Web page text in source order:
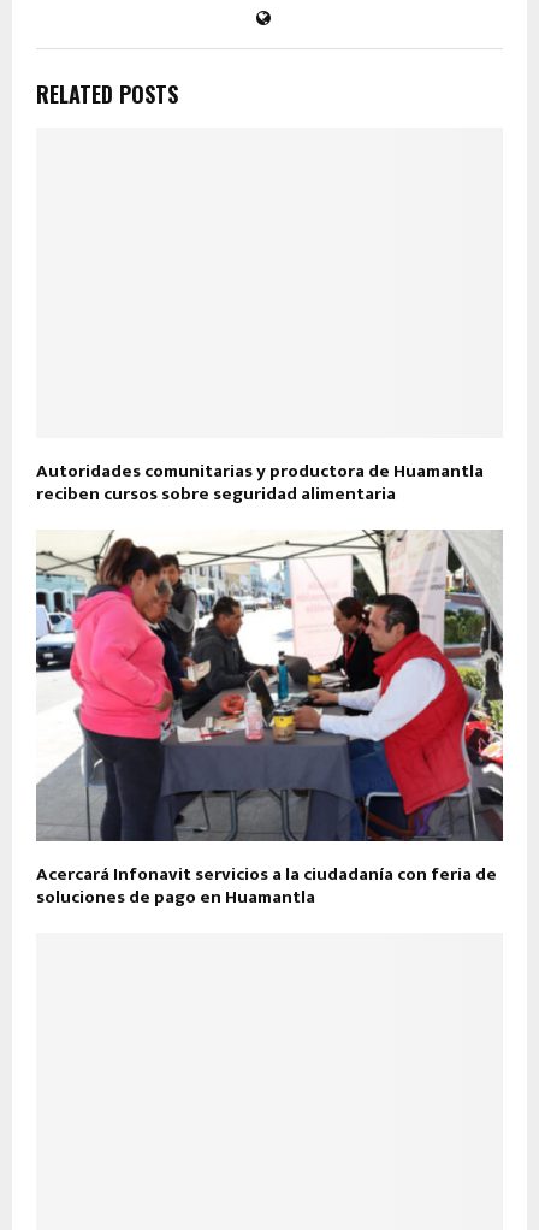
RELATED POSTS
Autoridades comunitarias y productora de Huamantla
reciben cursos sobre seguridad alimentaria
Acercará Infonavit servicios a la ciudadanía con feria de
soluciones de pago en Huamantla